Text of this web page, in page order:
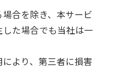
合を除き、本サービ
た場合でも当社は一
より、第三者に損害